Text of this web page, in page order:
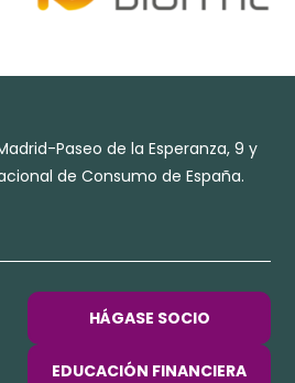
Paseo de la Esperanza, 9 y
de Consumo de España.
HÁGASE SOCIO
EDUCACIÓN FINANCIERA